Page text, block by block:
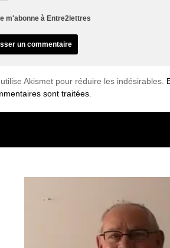
m'abonne à Entre2lettres
Akismet pour réduire les indésirables.
sont traitées